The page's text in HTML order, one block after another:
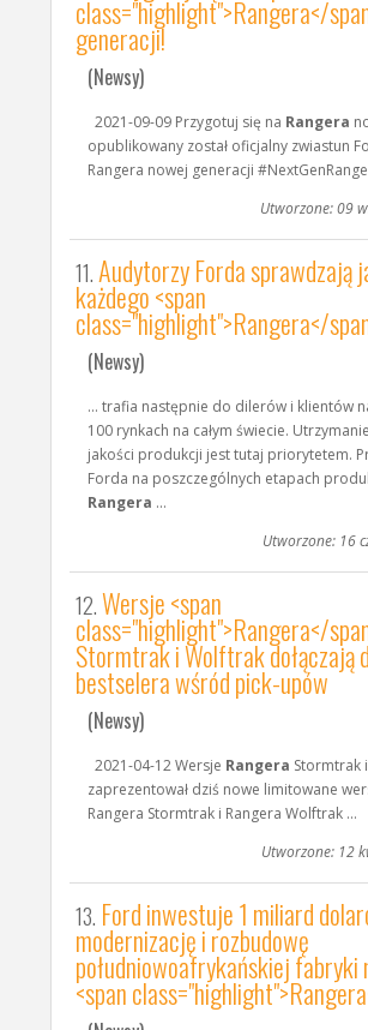
class="highlight">Rangera</
generacji!
(Newsy)
2021-09-09 Przygotuj się na Rangera
opublikowany został oficjalny zwiastun
Rangera nowej generacji
Utworzone: 09
11. Audytorzy Forda sprawdzają
każdego <span
class="highlight">Rangera</
(Newsy)
... trafia następnie do dilerów i klientów
100 rynkach na całym świecie.
jakości produkcji jest tutaj priorytetem.
Forda na poszczególnych etapach
Rangera ...
Utworzone: 16
12.Wersje <span
class="highlight">Rangera</
Stormtrak i Wolftrak dołączają
bestselera wśród pick-upów
(Newsy)
2021-04-12 Wersje Rangera Stormtrak
zaprezentował dziś nowe limitowane
Rangera Stormtrak i Rangera Wolftrak ...
Utworzone: 12
13. Ford inwestuje 1 miliard
modernizację i rozbudowę
południowoafrykańskiej fabryki
<span